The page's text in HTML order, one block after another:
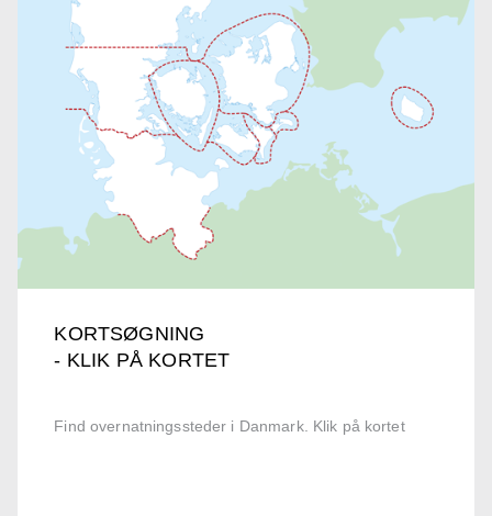
KORTSØGNING
- KLIK PÅ KORTET
Find overnatningssteder i Danmark. Klik på kortet